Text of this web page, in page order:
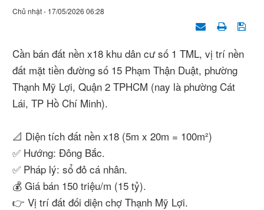
Chủ nhật - 17/05/2026 06:28
Cần bán đất nền x18 khu dân cư số 1 TML, vị trí nền
đất mặt tiền đường số 15 Phạm Thận Duật, phường
Thạnh Mỹ Lợi, Quận 2 TPHCM (nay là phường Cát
Lái, TP Hồ Chí Minh).
📐 Diện tích đất nền x18 (5m x 20m = 100m²)
✅ Hướng: Đông Bắc.
✅ Pháp lý: sổ đỏ cá nhân.
💰 Giá bán 150 triệu/m (15 tỷ).
👉 Vị trí đất đối diện chợ Thạnh Mỹ Lợi.